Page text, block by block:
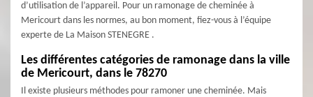
d’utilisation de l’appareil. Pour un ramonage de cheminée à
Mericourt dans les normes, au bon moment, fiez-vous à l’équipe
experte de La Maison STENEGRE .
Les différentes catégories de ramonage dans la ville
de Mericourt, dans le 78270
Il existe plusieurs méthodes pour ramoner une cheminée. Mais